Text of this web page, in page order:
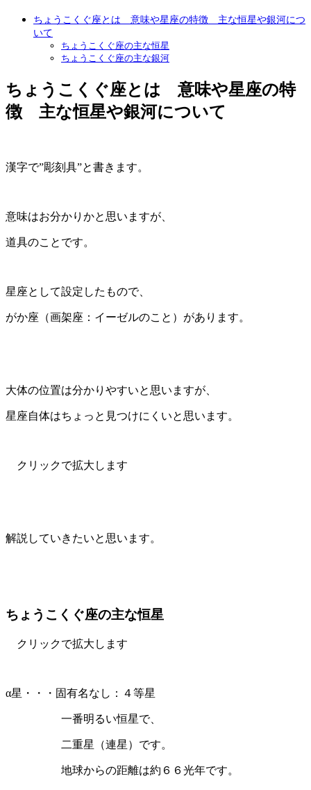
ちょうこくぐ座とは 意味や星座の特徴 主な恒星や銀河につ
いて
ちょうこくぐ座の主な恒星
ちょうこくぐ座の主な銀河
ちょうこくぐ座とは 意味や星座の特
徴 主な恒星や銀河について
漢字で”彫刻具”と書きます。
意味はお分かりかと思いますが、
道具のことです。
星座として設定したもので、
がか座（画架座：イーゼルのこと）があります。
大体の位置は分かりやすいと思いますが、
星座自体はちょっと見つけにくいと思います。
クリックで拡大します
解説していきたいと思います。
ちょうこくぐ座の主な恒星
クリックで拡大します
α星・・・固有名なし：４等星
一番明るい恒星で、
二重星（連星）です。
地球からの距離は約６６光年です。